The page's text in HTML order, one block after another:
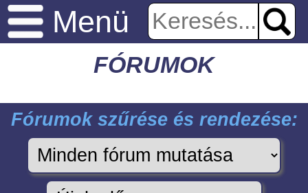
Menü
FÓRUMOK
Fórumok szűrése és rendezése: